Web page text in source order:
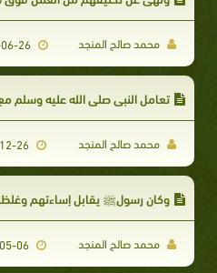
محمد صالح المنجد 2023-06-26
تعامل النبي صلى الله عليه وسلم مع
محمد صالح المنجد 2023-12-26
وكان رسولﷺ يقابل إساءتهم
محمد صالح المنجد 2024-05-06